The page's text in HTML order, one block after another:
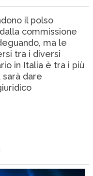
il polso
commissione
ma le
tra i diversi
in Italia è tra i più
sarà dare